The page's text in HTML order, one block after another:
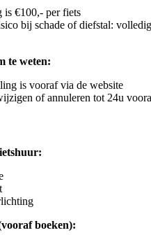
is €100,- per fiets
bij schade of diefstal:
te weten:
is vooraf via de website
of annuleren tot 24u
boeken):